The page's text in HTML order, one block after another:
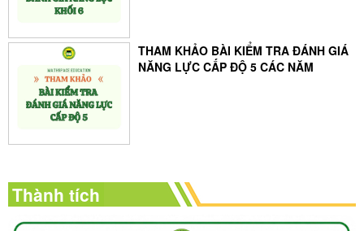
THAM KHẢO BÀI KIỂM TRA ĐÁNH GIÁ
NĂNG LỰC CẤP ĐỘ 5 CÁC NĂM
Thành tích